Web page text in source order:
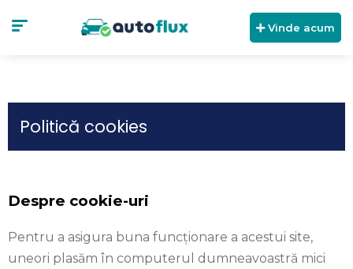
Vinde acum
Politică cookies
Despre cookie-uri
Pentru a asigura buna funcționare a acestui site,
uneori plasăm în computerul dumneavoastră mici